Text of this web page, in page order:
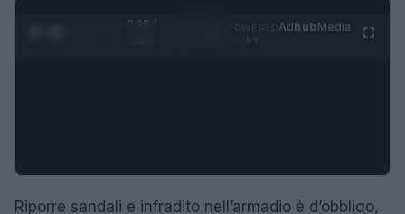
0:29 /
AdhubMedia
Riporre sandali e infradito nell’armadio è d’obbligo,